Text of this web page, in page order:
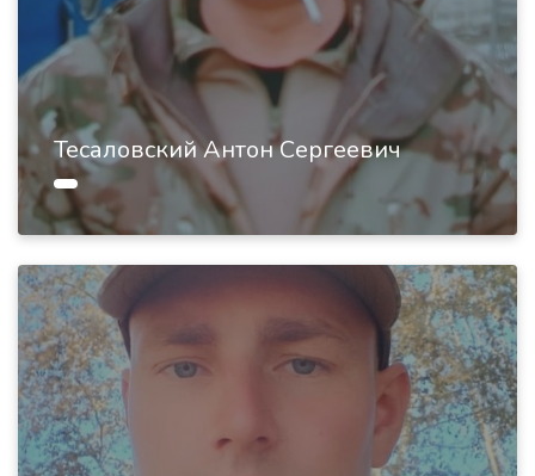
Тесаловский Антон Сергеевич